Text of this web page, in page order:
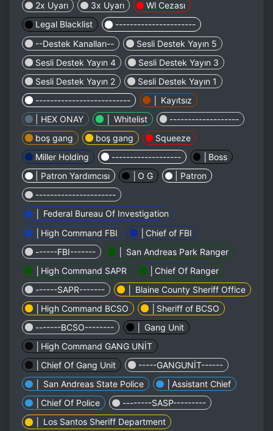
2x Uyarı
3x Uyarı
Wl Cezası
Legal Blacklist
----------------------
--Destek Kanalları--
Sesli Destek Yayın 5
Sesli Destek Yayın 4
Sesli Destek Yayın 3
Sesli Destek Yayın 2
Sesli Destek Yayın 1
--------------------------
│ Kayıtsız
| HEX ONAY
│ Whitelist
-------------------
boş gang
boş gang
Squeeze
Miller Holding
-------------------
│Boss
| Patron Yardımcısı
│O G
| Patron
----------------------
│ Federal Bureau Of Investigation
│High Command FBI
│Chief of FBI
------FBI-------
│ San Andreas Park Ranger
│High Command SAPR
│Chief Of Ranger
------SAPR-------
│ Blaine County Sheriff Office
│High Command BCSO
│Sheriff of BCSO
-------BCSO--------
│ Gang Unit
│High Command GANG UNİT
│Chief Of Gang Unit
-----GANGUNİT------
│ San Andreas State Police
│Assistant Chief
│Chief Of Police
--------SASP---------
│ Los Santos Sheriff Department